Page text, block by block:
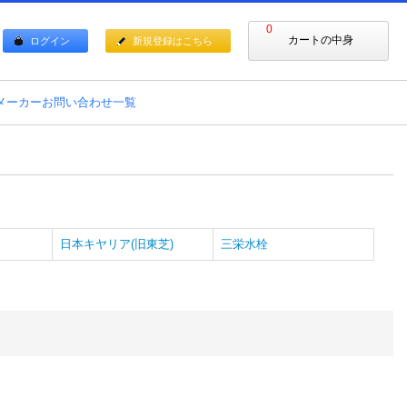
0
カートの中身
ログイン 新規登録はこちら
ーカーお問い合わせ一覧
日本キヤリア(旧東芝) 三栄水栓